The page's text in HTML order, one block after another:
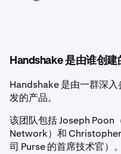
Handshake 是由谁创建
Handshake 是由一群深入
发的产品。
该团队包括 Joseph Poon
Network）和 Christopher
司 Purse 的首席技术官）。